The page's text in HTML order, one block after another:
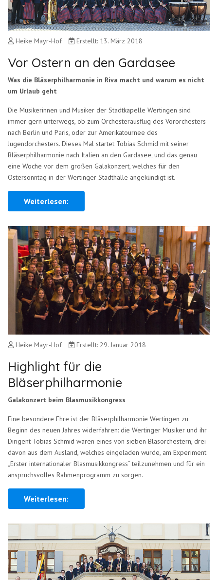
Heike Mayr-Hof Erstellt: 13. März 2018
Vor Ostern an den Gardasee
Was die Bläserphilharmonie in Riva macht und warum es nicht
um Urlaub geht
Die Musikerinnen und Musiker der Stadtkapelle Wertingen sind
immer gern unterwegs, ob zum Orchesterausflug des Vororchesters
nach Berlin und Paris, oder zur Amerikatournee des
Jugendorchesters. Dieses Mal startet Tobias Schmid mit seiner
Bläserphilharmonie nach Italien an den Gardasee, und das genau
eine Woche vor dem großen Galakonzert, welches für den
Ostersonntag in der Wertinger Stadthalle angekündigt ist.
Weiterlesen:
Heike Mayr-Hof Erstellt: 29. Januar 2018
Highlight für die
Bläserphilharmonie
Galakonzert beim Blasmusikkongress
Eine besondere Ehre ist der Bläserphilharmonie Wertingen zu
Beginn des neuen Jahres widerfahren: die Wertinger Musiker und ihr
Dirigent Tobias Schmid waren eines von sieben Blasorchestern, drei
davon aus dem Ausland, welches eingeladen wurde, am Experiment
„Erster internationaler Blasmusikkongress“ teilzunehmen und für ein
anspruchsvolles Rahmenprogramm zu sorgen.
Weiterlesen: